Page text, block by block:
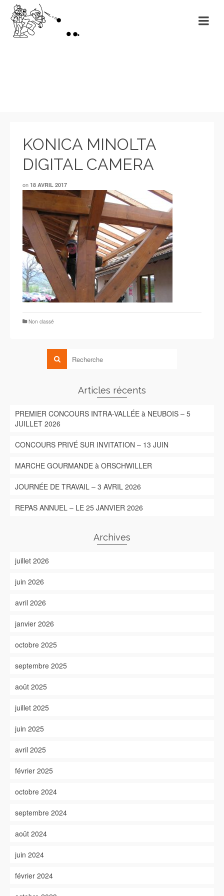
KONICA MINOLTA
DIGITAL CAMERA
on 18 AVRIL 2017
Non classé
Articles récents
PREMIER CONCOURS INTRA-VALLÉE à NEUBOIS – 5
JUILLET 2026
CONCOURS PRIVÉ SUR INVITATION – 13 JUIN
MARCHE GOURMANDE à ORSCHWILLER
JOURNÉE DE TRAVAIL – 3 AVRIL 2026
REPAS ANNUEL – LE 25 JANVIER 2026
Archives
juillet 2026
juin 2026
avril 2026
janvier 2026
octobre 2025
septembre 2025
août 2025
juillet 2025
juin 2025
avril 2025
février 2025
octobre 2024
septembre 2024
août 2024
juin 2024
février 2024